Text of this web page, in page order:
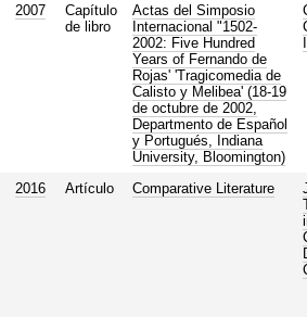
2007
Capítulo
de libro
Actas del Simposio
Internacional "1502-
2002: Five Hundred
Years of Fernando de
Rojas' 'Tragicomedia de
Calisto y Melibea' (18-19
de octubre de 2002,
Departmento de Español
y Portugués, Indiana
University, Bloomington)
2016 Artículo Comparative Literature